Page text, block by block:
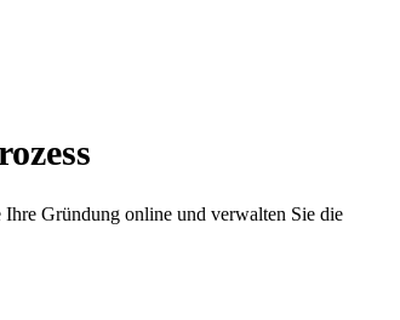
Gründung online und verwalten Sie die